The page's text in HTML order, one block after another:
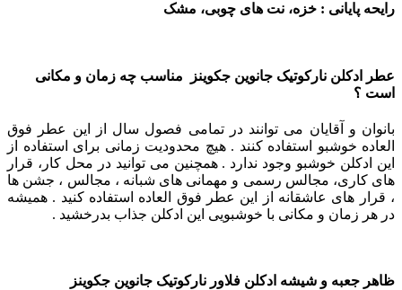
رایحه پایانی : خزه، نت های چوبی، مشک
عطر ادکلن نارکوتیک جانوین جکوینز مناسب چه زمان و مکانی
است ؟
بانوان و آقایان می توانند در تمامی فصول سال از این عطر فوق
العاده خوشبو استفاده کنند . هیچ محدودیت زمانی برای استفاده از
این ادکلن خوشبو وجود ندارد .همچنین می توانید در محل کار، قرار
های کاری، مجالس رسمی و مهمانی های شبانه ، مجالس ، جشن ها
، قرار های عاشقانه از این عطر فوق العاده استفاده کنید . همیشه
در هر زمان و مکانی با خوشبویی این ادکلن جذاب بدرخشید .
ظاهر جعبه و شیشه ادکلن فلاور نارکوتیک جانوین جکوینز